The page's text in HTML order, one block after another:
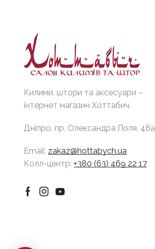
Килими, штори та аксесуари –
інтернет магазин Хоттабич.
Дніпро, пр. Олександра Поля, 48а
Email: zakaz@hottabych.ua
Колл-центр: +380 (63) 469 22 17
Facebook
Instagram
Youtube